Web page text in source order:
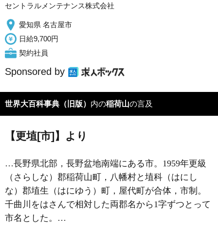
セントラルメンテナンス株式会社
愛知県 名古屋市
日給9,700円
契約社員
Sponsored by
世界大百科事典（旧版） 内の稲荷山の言及
【更埴[市]】より
…長野県北部，長野盆地南端にある市。1959年更級
（さらしな）郡稲荷山町，八幡村と埴科（はにし
な）郡埴生（はにゆう）町，屋代町が合体，市制。
千曲川をはさんで相対した両郡名から1字ずつとって
市名とした。…